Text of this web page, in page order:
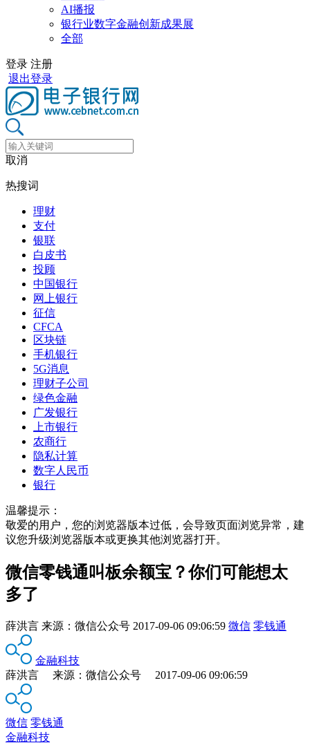
AI播报
银行业数字金融创新成果展
全部
登录 注册
退出登录
取消
热搜词
理财
支付
银联
白皮书
投顾
中国银行
网上银行
征信
CFCA
区块链
手机银行
5G消息
理财子公司
绿色金融
广发银行
上市银行
农商行
隐私计算
数字人民币
银行
温馨提示：
敬爱的用户，您的浏览器版本过低，会导致页面浏览异常，建
议您升级浏览器版本或更换其他浏览器打开。
微信零钱通叫板余额宝？你们可能想太
多了
薛洪言 来源： 微信公众号 2017-09-06 09:06:59 微信 零钱通
金融科技
薛洪言 来源：微信公众号 2017-09-06 09:06:59
微信 零钱通
金融科技